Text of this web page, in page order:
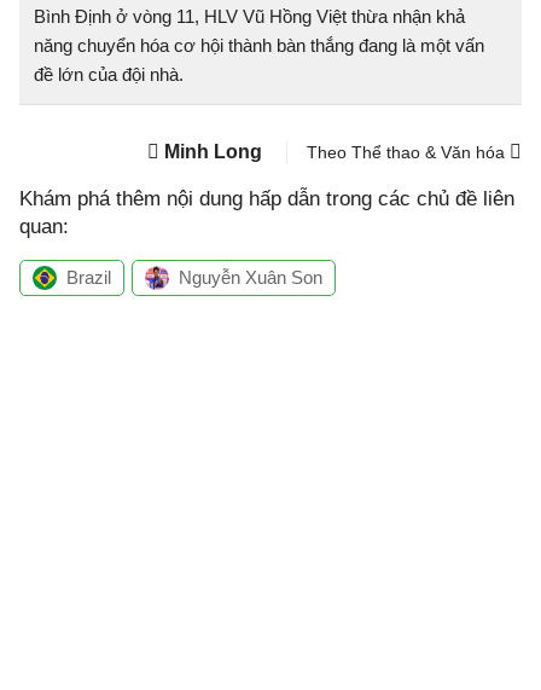
Bình Định ở vòng 11, HLV Vũ Hồng Việt thừa nhận khả
năng chuyển hóa cơ hội thành bàn thắng đang là một vấn
đề lớn của đội nhà.
Minh Long Theo Thể thao & Văn hóa
Khám phá thêm nội dung hấp dẫn trong các chủ đề liên
quan:
Brazil Nguyễn Xuân Son